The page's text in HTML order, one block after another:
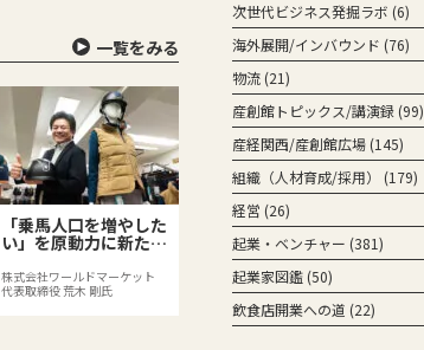
一覧をみる
「乗馬人口を増やした
い」を原動力に新たな
る
株式会社ワールドマーケット
代表取締役 荒木 剛氏
次世代ビジネス発掘ラボ (6)
海外展開/インバウンド (76)
物流 (21)
産創館トピックス/講演録 (99)
産経関西/産創館広場 (145)
組織（人材育成/採用） (179)
経営 (26)
起業・ベンチャー (381)
起業家図鑑 (50)
飲食店開業への道 (22)